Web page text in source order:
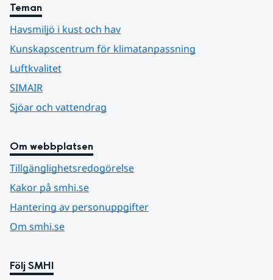
Teman
Havsmiljö i kust och hav
Kunskapscentrum för klimatanpassning
Luftkvalitet
SIMAIR
Sjöar och vattendrag
Om webbplatsen
Tillgänglighetsredogörelse
Kakor på smhi.se
Hantering av personuppgifter
Om smhi.se
Följ SMHI